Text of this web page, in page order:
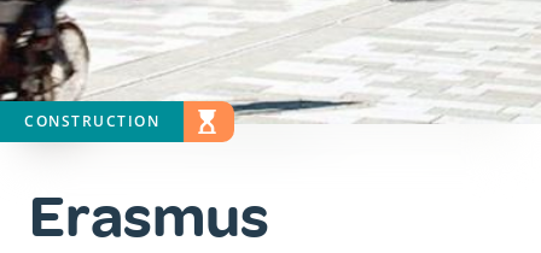
Erasmus
CONSTRUCTION STAAT
STUDIFASE